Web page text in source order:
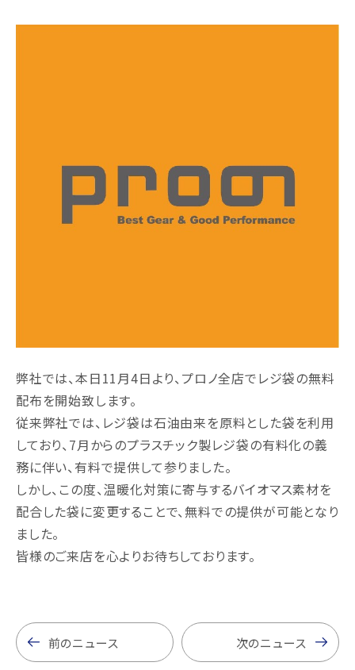
弊社では、本日11月4日より、プロノ全店でレジ袋の無料
配布を開始致します。
従来弊社では、レジ袋は石油由来を原料とした袋を利用
しており、7月からのプラスチック製レジ袋の有料化の義
務に伴い、有料で提供して参りました。
しかし、この度、温暖化対策に寄与するバイオマス素材を
配合した袋に変更することで、無料での提供が可能となり
ました。
皆様のご来店を心よりお待ちしております。
前のニュース 次のニュース